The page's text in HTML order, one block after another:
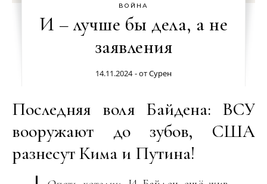
ВОЙНА
И – лучше бы дела, а не
заявления
14.11.2024 - отСурен
Последняя воля Байдена: ВСУ
вооружают до зубов, США
разнесут Кима и Путина!